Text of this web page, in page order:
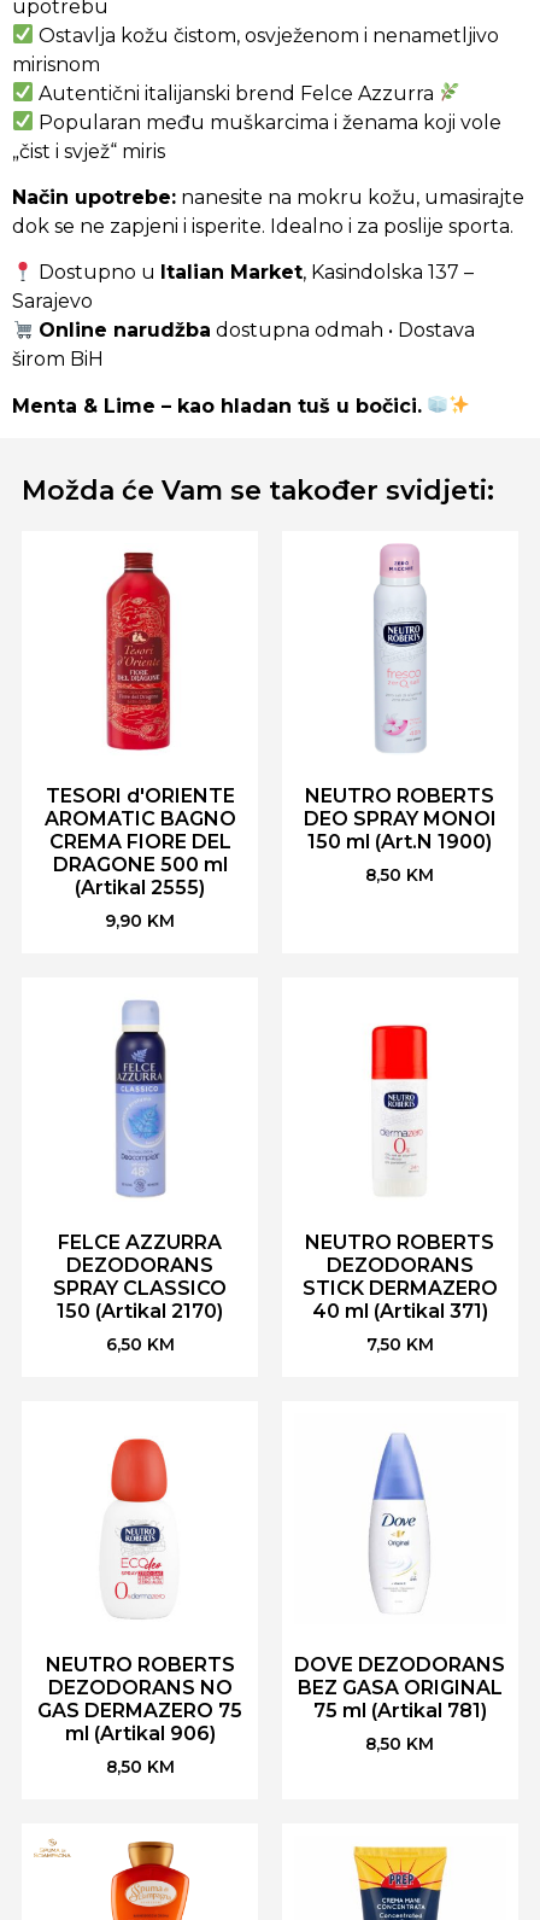
upotrebu
Ostavlja kožu čistom, osvježenom i nenametljivo
mirisnom
Autentični italijanski brend Felce Azzurra
Popularan među muškarcima i ženama koji vole
„čist i svjež“ miris
Način upotrebe: nanesite na mokru kožu, umasirajte
dok se ne zapjeni i isperite. Idealno i za poslije sporta.
Dostupno u Italian Market, Kasindolska 137 –
Sarajevo
Online narudžba dostupna odmah • Dostava
širom BiH
Menta & Lime – kao hladan tuš u bočici.
Možda će Vam se također svidjeti:
TESORI d'ORIENTE
AROMATIC BAGNO
CREMA FIORE DEL
DRAGONE 500 ml
(Artikal 2555)
9,90 KM
NEUTRO ROBERTS
DEO SPRAY MONOI
150 ml (Art.N 1900)
8,50 KM
FELCE AZZURRA
DEZODORANS
SPRAY CLASSICO
150 (Artikal 2170)
6,50 KM
NEUTRO ROBERTS
DEZODORANS
STICK DERMAZERO
40 ml (Artikal 371)
7,50 KM
NEUTRO ROBERTS
DEZODORANS NO
GAS DERMAZERO 75
ml (Artikal 906)
8,50 KM
DOVE DEZODORANS
BEZ GASA ORIGINAL
75 ml (Artikal 781)
8,50 KM